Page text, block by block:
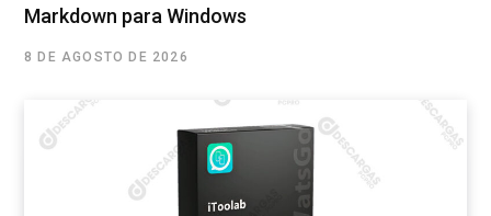
Markdown para Windows
8 DE AGOSTO DE 2026